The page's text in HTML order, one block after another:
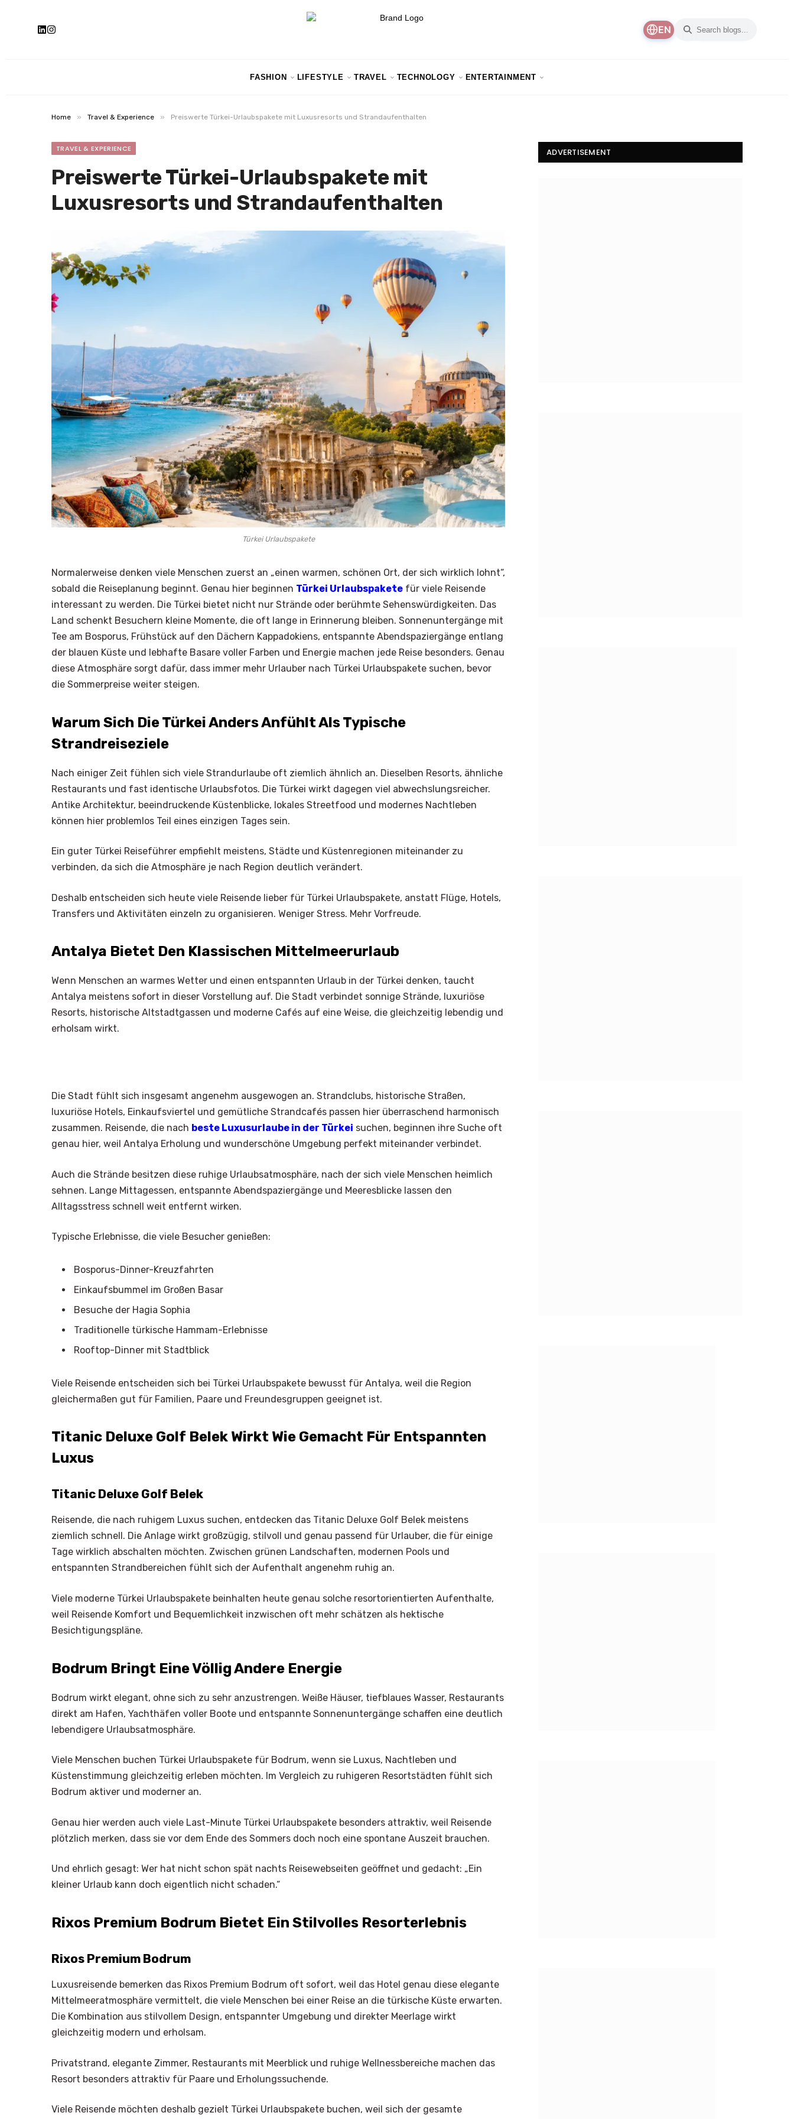
EN
FASHION LIFESTYLE TRAVEL TECHNOLOGY ENTERTAINMENT
Home » Travel & Experience » Preiswerte Türkei-Urlaubspakete mit Luxusresorts und Strandaufenthalten
TRAVEL & EXPERIENCE
Preiswerte Türkei-Urlaubspakete mit
Luxusresorts und Strandaufenthalten
Türkei Urlaubspakete
Normalerweise denken viele Menschen zuerst an „einen warmen, schönen Ort, der sich wirklich lohnt“,
sobald die Reiseplanung beginnt. Genau hier beginnen Türkei Urlaubspakete für viele Reisende
interessant zu werden. Die Türkei bietet nicht nur Strände oder berühmte Sehenswürdigkeiten. Das
Land schenkt Besuchern kleine Momente, die oft lange in Erinnerung bleiben. Sonnenuntergänge mit
Tee am Bosporus, Frühstück auf den Dächern Kappadokiens, entspannte Abendspaziergänge entlang
der blauen Küste und lebhafte Basare voller Farben und Energie machen jede Reise besonders. Genau
diese Atmosphäre sorgt dafür, dass immer mehr Urlauber nach Türkei Urlaubspakete suchen, bevor
die Sommerpreise weiter steigen.
Warum Sich Die Türkei Anders Anfühlt Als Typische
Strandreiseziele
Nach einiger Zeit fühlen sich viele Strandurlaube oft ziemlich ähnlich an. Dieselben Resorts, ähnliche
Restaurants und fast identische Urlaubsfotos. Die Türkei wirkt dagegen viel abwechslungsreicher.
Antike Architektur, beeindruckende Küstenblicke, lokales Streetfood und modernes Nachtleben
können hier problemlos Teil eines einzigen Tages sein.
Ein guter Türkei Reiseführer empfiehlt meistens, Städte und Küstenregionen miteinander zu
verbinden, da sich die Atmosphäre je nach Region deutlich verändert.
Deshalb entscheiden sich heute viele Reisende lieber für Türkei Urlaubspakete, anstatt Flüge, Hotels,
Transfers und Aktivitäten einzeln zu organisieren. Weniger Stress. Mehr Vorfreude.
Antalya Bietet Den Klassischen Mittelmeerurlaub
Wenn Menschen an warmes Wetter und einen entspannten Urlaub in der Türkei denken, taucht
Antalya meistens sofort in dieser Vorstellung auf. Die Stadt verbindet sonnige Strände, luxuriöse
Resorts, historische Altstadtgassen und moderne Cafés auf eine Weise, die gleichzeitig lebendig und
erholsam wirkt.
Die Stadt fühlt sich insgesamt angenehm ausgewogen an. Strandclubs, historische Straßen,
luxuriöse Hotels, Einkaufsviertel und gemütliche Strandcafés passen hier überraschend harmonisch
zusammen. Reisende, die nach beste Luxusurlaube in der Türkei suchen, beginnen ihre Suche oft
genau hier, weil Antalya Erholung und wunderschöne Umgebung perfekt miteinander verbindet.
Auch die Strände besitzen diese ruhige Urlaubsatmosphäre, nach der sich viele Menschen heimlich
sehnen. Lange Mittagessen, entspannte Abendspaziergänge und Meeresblicke lassen den
Alltagsstress schnell weit entfernt wirken.
Typische Erlebnisse, die viele Besucher genießen:
Bosporus-Dinner-Kreuzfahrten
Einkaufsbummel im Großen Basar
Besuche der Hagia Sophia
Traditionelle türkische Hammam-Erlebnisse
Rooftop-Dinner mit Stadtblick
Viele Reisende entscheiden sich bei Türkei Urlaubspakete bewusst für Antalya, weil die Region
gleichermaßen gut für Familien, Paare und Freundesgruppen geeignet ist.
Titanic Deluxe Golf Belek Wirkt Wie Gemacht Für Entspannten
Luxus
Titanic Deluxe Golf Belek
Reisende, die nach ruhigem Luxus suchen, entdecken das Titanic Deluxe Golf Belek meistens
ziemlich schnell. Die Anlage wirkt großzügig, stilvoll und genau passend für Urlauber, die für einige
Tage wirklich abschalten möchten. Zwischen grünen Landschaften, modernen Pools und
entspannten Strandbereichen fühlt sich der Aufenthalt angenehm ruhig an.
Viele moderne Türkei Urlaubspakete beinhalten heute genau solche resortorientierten Aufenthalte,
weil Reisende Komfort und Bequemlichkeit inzwischen oft mehr schätzen als hektische
Besichtigungspläne.
Bodrum Bringt Eine Völlig Andere Energie
Bodrum wirkt elegant, ohne sich zu sehr anzustrengen. Weiße Häuser, tiefblaues Wasser, Restaurants
direkt am Hafen, Yachthäfen voller Boote und entspannte Sonnenuntergänge schaffen eine deutlich
lebendigere Urlaubsatmosphäre.
Viele Menschen buchen Türkei Urlaubspakete für Bodrum, wenn sie Luxus, Nachtleben und
Küstenstimmung gleichzeitig erleben möchten. Im Vergleich zu ruhigeren Resortstädten fühlt sich
Bodrum aktiver und moderner an.
Genau hier werden auch viele Last-Minute Türkei Urlaubspakete besonders attraktiv, weil Reisende
plötzlich merken, dass sie vor dem Ende des Sommers doch noch eine spontane Auszeit brauchen.
Und ehrlich gesagt: Wer hat nicht schon spät nachts Reisewebseiten geöffnet und gedacht: „Ein
kleiner Urlaub kann doch eigentlich nicht schaden.“
Rixos Premium Bodrum Bietet Ein Stilvolles Resorterlebnis
Rixos Premium Bodrum
Luxusreisende bemerken das Rixos Premium Bodrum oft sofort, weil das Hotel genau diese elegante
Mittelmeeratmosphäre vermittelt, die viele Menschen bei einer Reise an die türkische Küste erwarten.
Die Kombination aus stilvollem Design, entspannter Umgebung und direkter Meerlage wirkt
gleichzeitig modern und erholsam.
Privatstrand, elegante Zimmer, Restaurants mit Meerblick und ruhige Wellnessbereiche machen das
Resort besonders attraktiv für Paare und Erholungssuchende.
Viele Reisende möchten deshalb gezielt Türkei Urlaubspakete buchen, weil sich der gesamte
ADVERTISEMENT